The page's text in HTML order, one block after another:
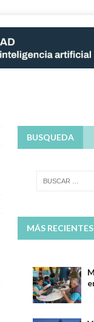
BUSQUEDA
MÁS RECIENTES